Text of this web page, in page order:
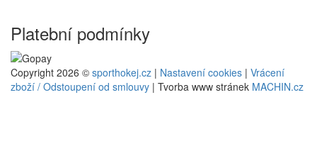
Platební podmínky
Copyright 2026 © sporthokej.cz | Nastavení cookies | Vrácení
zboží / Odstoupení od smlouvy | Tvorba www stránek MACHIN.cz